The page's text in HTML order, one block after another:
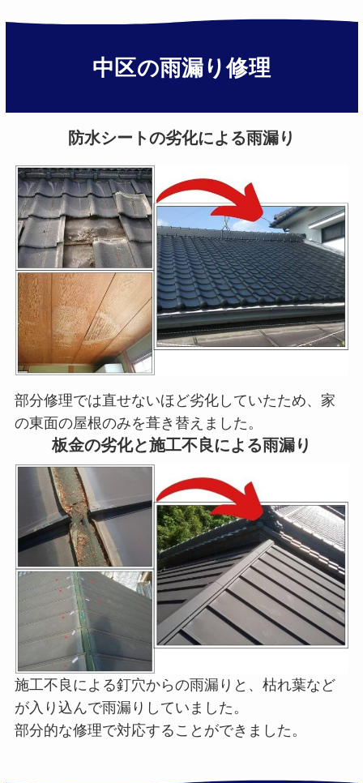
中区の雨漏り修理
防水シートの劣化による雨漏り
部分修理では直せないほど劣化していたため、家
の東面の屋根のみを葺き替えました。
板金の劣化と施工不良による雨漏り
施工不良による釘穴からの雨漏りと、枯れ葉など
が入り込んで雨漏りしていました。
部分的な修理で対応することができました。